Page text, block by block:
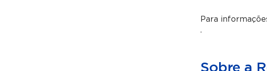
Para
.
Sobre a